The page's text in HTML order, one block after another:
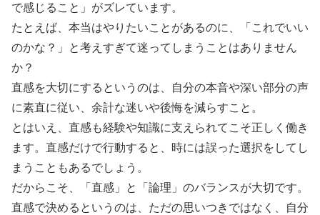
で感じること」がズレています。
たとえば、本当はやりたいことがあるのに、「これでいい
のかな？」と考えすぎて迷ってしまうことはありません
か？
直感を大切にするというのは、自分の本音や深い部分の声
に素直に従い、余計な迷いや後悔を減らすこと。
とはいえ、直感も経験や知識に支えられてこそ正しく働き
ます。直感だけで行動すると、時には誤った選択をしてし
まうこともあるでしょう。
だからこそ、「直感」と「論理」のバランスが大切です。
直感で決めるというのは、ただの思いつきではなく、自分